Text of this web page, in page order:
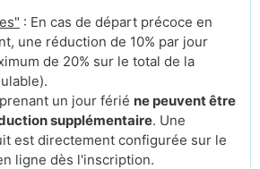
: En cas de départ précoce en
une réduction de 10% par jour
de 20% sur le total de la
un jour férié ne peuvent être
supplémentaire. Une
est directement configurée sur le
ligne dès l'inscription.